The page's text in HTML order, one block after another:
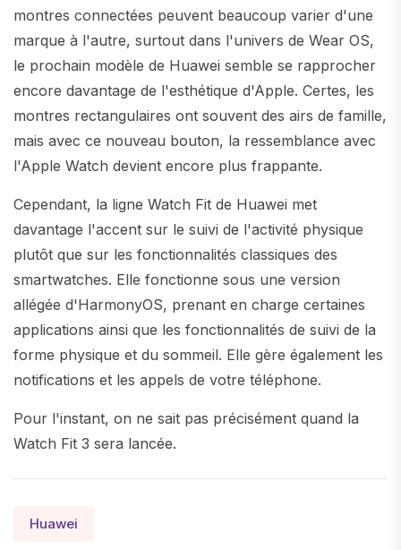
montres connectées peuvent beaucoup varier d'une
marque à l'autre, surtout dans l'univers de Wear OS,
le prochain modèle de Huawei semble se rapprocher
encore davantage de l'esthétique d'Apple. Certes, les
montres rectangulaires ont souvent des airs de famille,
mais avec ce nouveau bouton, la ressemblance avec
l'Apple Watch devient encore plus frappante.
Cependant, la ligne Watch Fit de Huawei met
davantage l'accent sur le suivi de l'activité physique
plutôt que sur les fonctionnalités classiques des
smartwatches. Elle fonctionne sous une version
allégée d'HarmonyOS, prenant en charge certaines
applications ainsi que les fonctionnalités de suivi de la
forme physique et du sommeil. Elle gère également les
notifications et les appels de votre téléphone.
Pour l'instant, on ne sait pas précisément quand la
Watch Fit 3 sera lancée.
Huawei